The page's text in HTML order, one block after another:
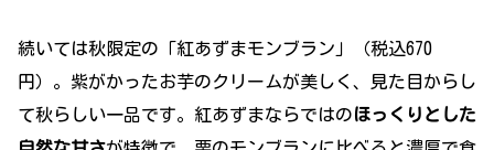
続いては秋限定の「紅あずまモンブラン」（税込670
円）。紫がかったお芋のクリームが美しく、見た目からし
て秋らしい一品です。紅あずまならではのほっくりとした